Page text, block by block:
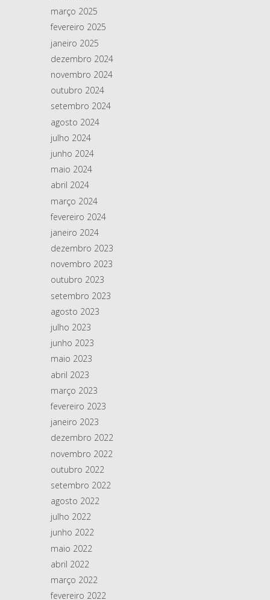
março 2025
fevereiro 2025
janeiro 2025
dezembro 2024
novembro 2024
outubro 2024
setembro 2024
agosto 2024
julho 2024
junho 2024
maio 2024
abril 2024
março 2024
fevereiro 2024
janeiro 2024
dezembro 2023
novembro 2023
outubro 2023
setembro 2023
agosto 2023
julho 2023
junho 2023
maio 2023
abril 2023
março 2023
fevereiro 2023
janeiro 2023
dezembro 2022
novembro 2022
outubro 2022
setembro 2022
agosto 2022
julho 2022
junho 2022
maio 2022
abril 2022
março 2022
fevereiro 2022